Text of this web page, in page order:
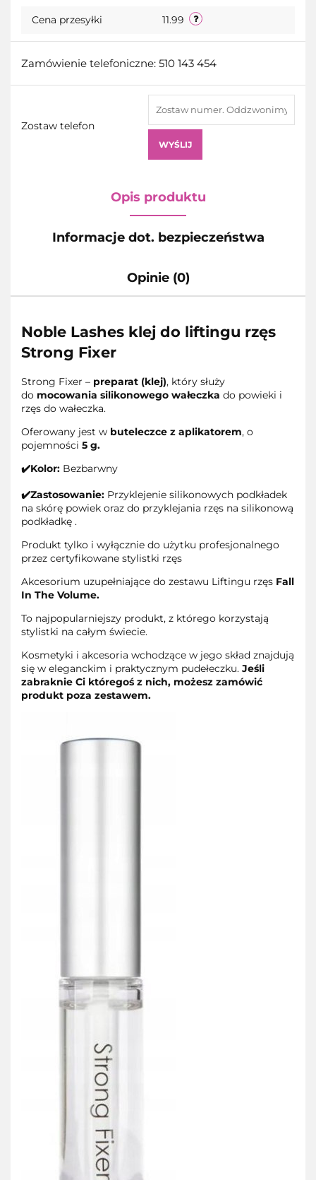
Cena przesyłki 11.99
Zamówienie telefoniczne: 510 143 454
Zostaw telefon
WYŚLIJ
Opis produktu
Informacje dot. bezpieczeństwa
Opinie (0)
Noble Lashes klej do liftingu rzęs
Strong Fixer
Strong Fixer – preparat (klej), który służy
do mocowania silikonowego wałeczka do powieki i
rzęs do wałeczka.
Oferowany jest w buteleczce z aplikatorem, o
pojemności 5 g.
✔️Kolor: Bezbarwny
✔️Zastosowanie: Przyklejenie silikonowych podkładek
na skórę powiek oraz do przyklejania rzęs na silikonową
podkładkę .
Produkt tylko i wyłącznie do użytku profesjonalnego
przez certyfikowane stylistki rzęs
Akcesorium uzupełniające do zestawu Liftingu rzęs Fall
In The Volume.
To najpopularniejszy produkt, z którego korzystają
stylistki na całym świecie.
Kosmetyki i akcesoria wchodzące w jego skład znajdują
się w eleganckim i praktycznym pudełeczku. Jeśli
zabraknie Ci któregoś z nich, możesz zamówić
produkt poza zestawem.